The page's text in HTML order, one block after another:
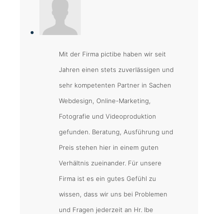
Mit der Firma pictibe haben wir seit
Jahren einen stets zuverlässigen und
sehr kompetenten Partner in Sachen
Webdesign, Online-Marketing,
Fotografie und Videoproduktion
gefunden. Beratung, Ausführung und
Preis stehen hier in einem guten
Verhältnis zueinander. Für unsere
Firma ist es ein gutes Gefühl zu
wissen, dass wir uns bei Problemen
und Fragen jederzeit an Hr. Ibe